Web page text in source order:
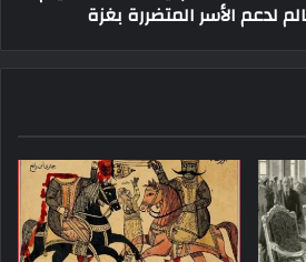
لدعم الأسر المتضررة بغزة